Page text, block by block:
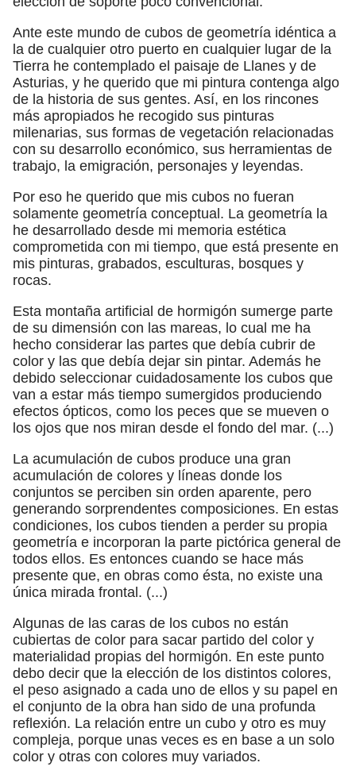
Ante este mundo de cubos de geometría idéntica a
la de cualquier otro puerto en cualquier lugar de la
Tierra he contemplado el paisaje de Llanes y de
Asturias, y he querido que mi pintura contenga algo
de la historia de sus gentes. Así, en los rincones
más apropiados he recogido sus pinturas
milenarias, sus formas de vegetación relacionadas
con su desarrollo económico, sus herramientas de
trabajo, la emigración, personajes y leyendas.
Por eso he querido que mis cubos no fueran
solamente geometría conceptual. La geometría la
he desarrollado desde mi memoria estética
comprometida con mi tiempo, que está presente en
mis pinturas, grabados, esculturas, bosques y
rocas.
Esta montaña artificial de hormigón sumerge parte
de su dimensión con las mareas, lo cual me ha
hecho considerar las partes que debía cubrir de
color y las que debía dejar sin pintar. Además he
debido seleccionar cuidadosamente los cubos que
van a estar más tiempo sumergidos produciendo
efectos ópticos, como los peces que se mueven o
los ojos que nos miran desde el fondo del mar. (...)
La acumulación de cubos produce una gran
acumulación de colores y líneas donde los
conjuntos se perciben sin orden aparente, pero
generando sorprendentes composiciones. En estas
condiciones, los cubos tienden a perder su propia
geometría e incorporan la parte pictórica general de
todos ellos. Es entonces cuando se hace más
presente que, en obras como ésta, no existe una
única mirada frontal. (...)
Algunas de las caras de los cubos no están
cubiertas de color para sacar partido del color y
materialidad propias del hormigón. En este punto
debo decir que la elección de los distintos colores,
el peso asignado a cada uno de ellos y su papel en
el conjunto de la obra han sido de una profunda
reflexión. La relación entre un cubo y otro es muy
compleja, porque unas veces es en base a un solo
color y otras con colores muy variados.